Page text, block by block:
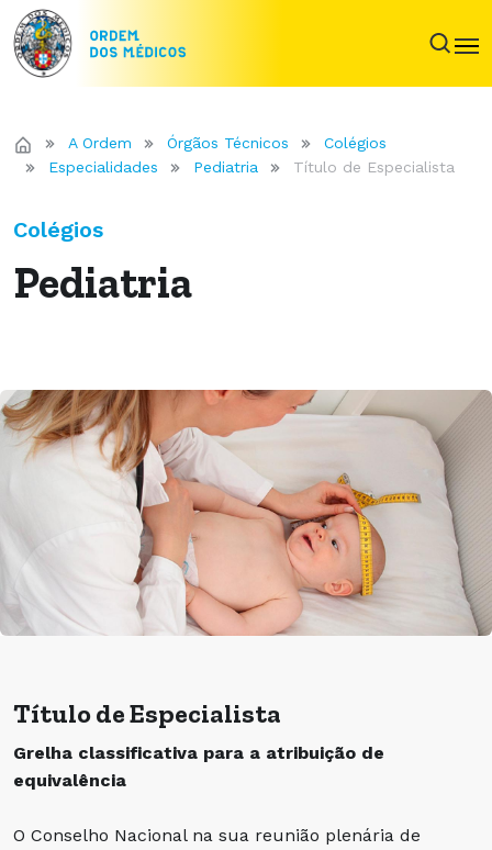
A Ordem Órgãos Técnicos
Colégios
Especialidades
Pediatria Título de Especialista
Colégios
Pediatria
Título de Especialista
Grelha classificativa para a atribuição de
equivalência
O Conselho Nacional na sua reunião plenária de